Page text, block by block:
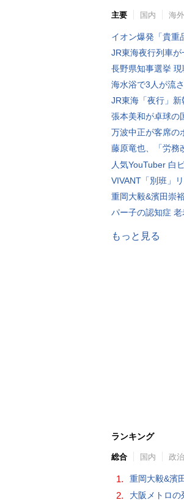
主要 国内 海外
イオン爆発「貴重
JR東海夜行列車が
長野県知事選挙
海水浴で3人が流
JR東海「夜行」
張本美和が卓球の
万波中正が客席の
藤原竜也、「労務
人気YouTuber 白
VIVANT「別班」
重岡大毅&濱田崇
パー子の認知症
もっと見る
ランキング
総合 国内 政治
1. 重岡大毅&濱
2. 大阪メトロの